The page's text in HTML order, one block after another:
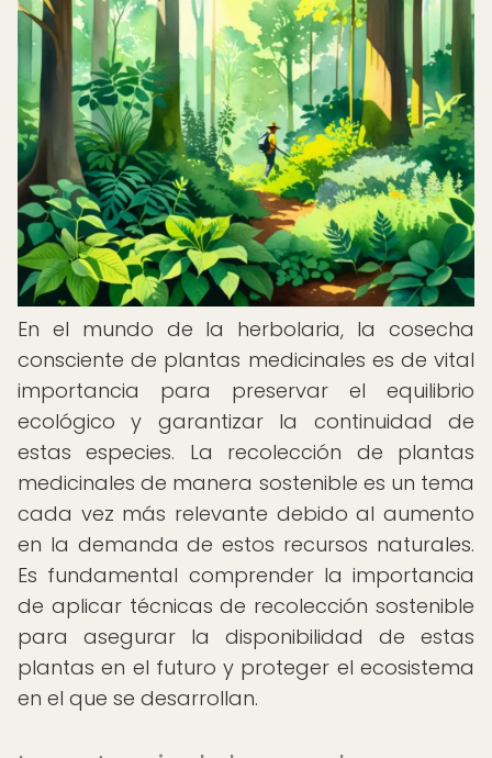
En el mundo de la herbolaria, la cosecha
consciente de plantas medicinales es de vital
importancia para preservar el equilibrio
ecológico y garantizar la continuidad de
estas especies. La recolección de plantas
medicinales de manera sostenible es un tema
cada vez más relevante debido al aumento
en la demanda de estos recursos naturales.
Es fundamental comprender la importancia
de aplicar técnicas de recolección sostenible
para asegurar la disponibilidad de estas
plantas en el futuro y proteger el ecosistema
en el que se desarrollan.